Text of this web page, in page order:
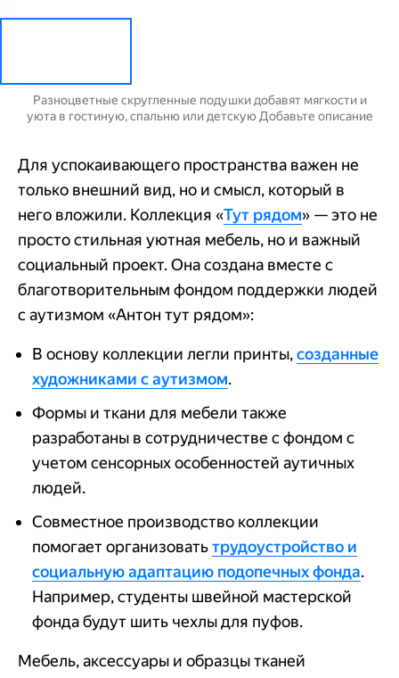
Разноцветные скругленные подушки добавят мягкости и
уюта в гостиную, спальню или детскую Добавьте описание
Для успокаивающего пространства важен не
только внешний вид, но и смысл, который в
него вложили. Коллекция «Тут рядом» — это не
просто стильная уютная мебель, но и важный
социальный проект. Она создана вместе с
благотворительным фондом поддержки людей
с аутизмом «Антон тут рядом»:
В основу коллекции легли принты,созданные
художниками с аутизмом.
Формы и ткани для мебели также
разработаны в сотрудничестве с фондом с
учетом сенсорных особенностей аутичных
людей.
Совместное производство коллекции
помогает организоватьтрудоустройство и
социальную адаптацию подопечных фонда.
Например, студенты швейной мастерской
фонда будут шить чехлы для пуфов.
Мебель, аксессуары и образцы тканей